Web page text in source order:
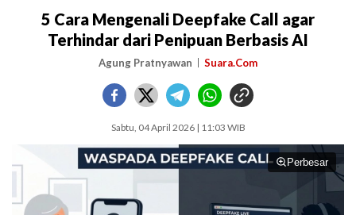
5 Cara Mengenali Deepfake Call agar
Terhindar dari Penipuan Berbasis AI
Agung Pratnyawan Suara.Com
Sabtu, 04 April 2026 | 11:03 WIB
Perbesar